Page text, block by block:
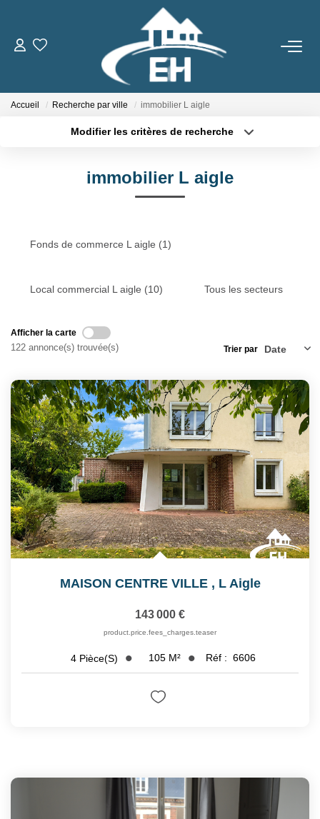
ACHETER
Gestion Locative
CONTACT
EXTRANET
Accueil Recherche par ville immobilier L aigle
Modifier les critères de recherche
Surface min
immobilier L aigle
Fonds de commerce L aigle (1)
Local commercial L aigle (10) Tous les secteurs
Afficher la carte
122 annonce(s) trouvée(s) Trier par
MAISON CENTRE VILLE , L Aigle
143 000 €
product.price.fees_charges.teaser
4 Pièce(s) 105 M² Réf : 6606